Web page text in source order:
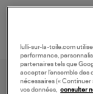
lulli-sur-la-toile.com
performance,
partenaires tels que
accepter l’ensemble des
nécessaires (« Continuer
vos données, consulter